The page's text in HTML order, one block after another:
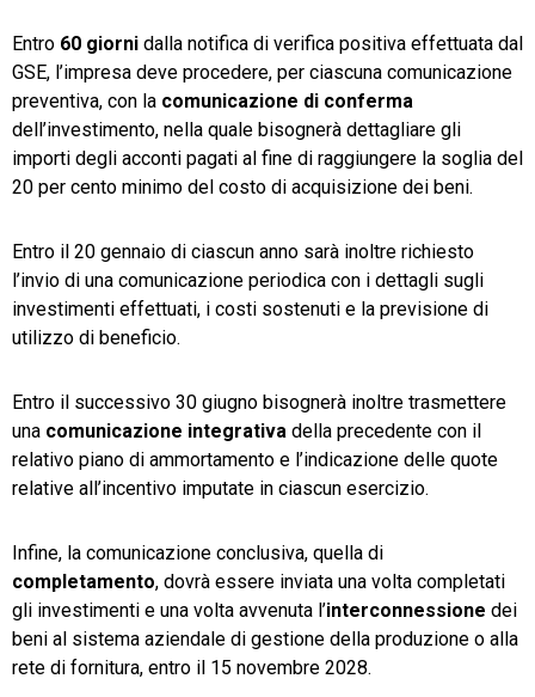
Entro 60 giorni dalla notifica di verifica positiva effettuata dal
GSE, l’impresa deve procedere, per ciascuna comunicazione
preventiva, con la comunicazione di conferma
dell’investimento, nella quale bisognerà dettagliare gli
importi degli acconti pagati al fine di raggiungere la soglia del
20 per cento minimo del costo di acquisizione dei beni.
Entro il 20 gennaio di ciascun anno sarà inoltre richiesto
l’invio di una comunicazione periodica con i dettagli sugli
investimenti effettuati, i costi sostenuti e la previsione di
utilizzo di beneficio.
Entro il successivo 30 giugno bisognerà inoltre trasmettere
una comunicazione integrativa della precedente con il
relativo piano di ammortamento e l’indicazione delle quote
relative all’incentivo imputate in ciascun esercizio.
Infine, la comunicazione conclusiva, quella di
completamento, dovrà essere inviata una volta completati
gli investimenti e una volta avvenuta l’interconnessione dei
beni al sistema aziendale di gestione della produzione o alla
rete di fornitura, entro il 15 novembre 2028.